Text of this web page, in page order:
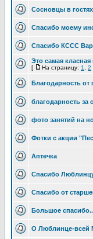
Сосновцы в
Спасибо моему
Спасибо КССС
Это самая
[ На страницу: 1 2
Благодарность от
благодарность за
фото занятий на
Фотки с акции
Аптечка
Спасибо
Спасибо от
Большое
О Люблинце-всей